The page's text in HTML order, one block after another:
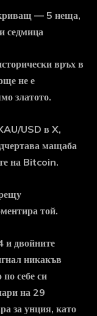
— 5 неща,
седмица
връх в
не е
златото.
USD в X,
мащаба
на Bitcoin.
той.
и двойните
никакъв
себе си
на 29
за унция, като